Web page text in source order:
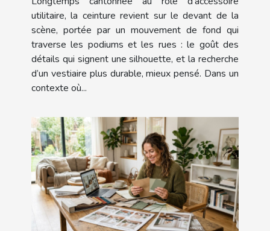
utilitaire, la ceinture revient sur le devant de la
scène, portée par un mouvement de fond qui
traverse les podiums et les rues : le goût des
détails qui signent une silhouette, et la recherche
d’un vestiaire plus durable, mieux pensé. Dans un
contexte où...